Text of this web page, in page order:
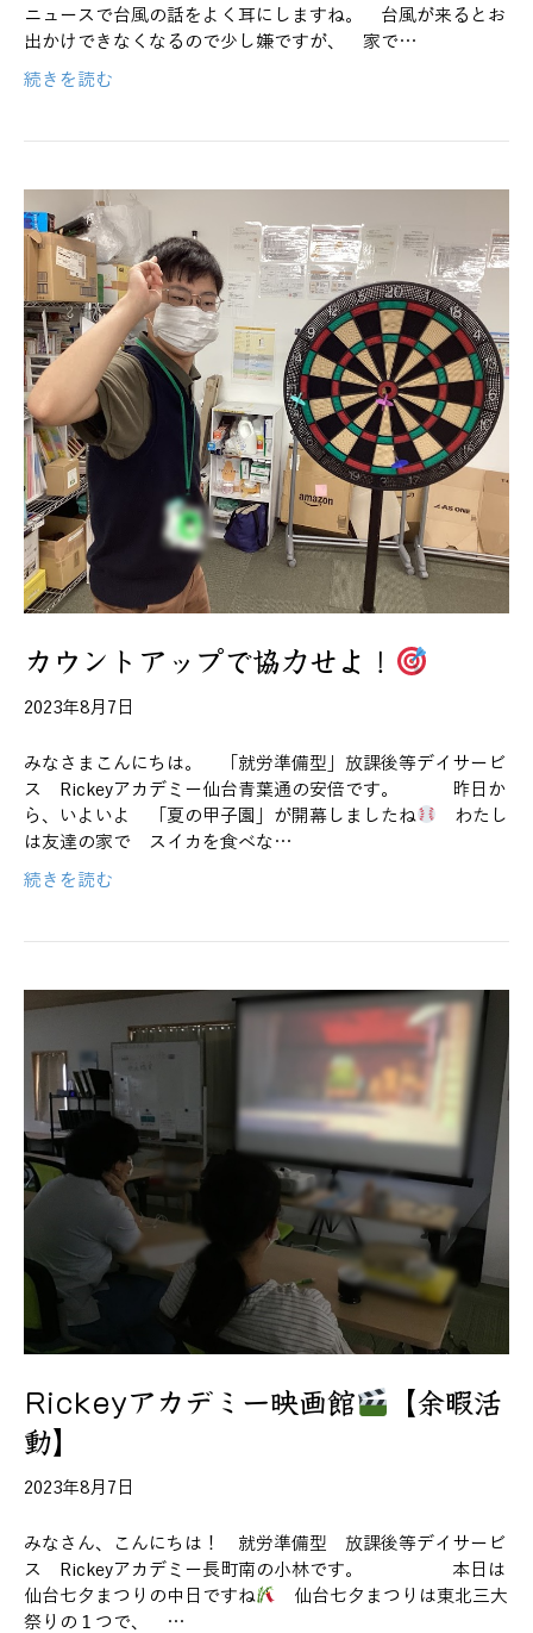
ニュースで台風の話をよく耳にしますね。 台風が来るとお
出かけできなくなるので少し嫌ですが、 家で…
続きを読む
カウントアップで協力せよ！
2023年8月7日
みなさまこんにちは。 「就労準備型」放課後等デイサービ
ス Rickeyアカデミー仙台青葉通の安倍です。 昨日か
ら、いよいよ 「夏の甲子園」が開幕しましたね
わたし
は友達の家で スイカを食べな…
続きを読む
Rickeyアカデミー映画館
【余暇活
動】
2023年8月7日
みなさん、こんにちは！ 就労準備型 放課後等デイサービ
ス Rickeyアカデミー長町南の小林です。 本日は
仙台七夕まつりの中日ですね
仙台七夕まつりは東北三大
祭りの１つで、 …